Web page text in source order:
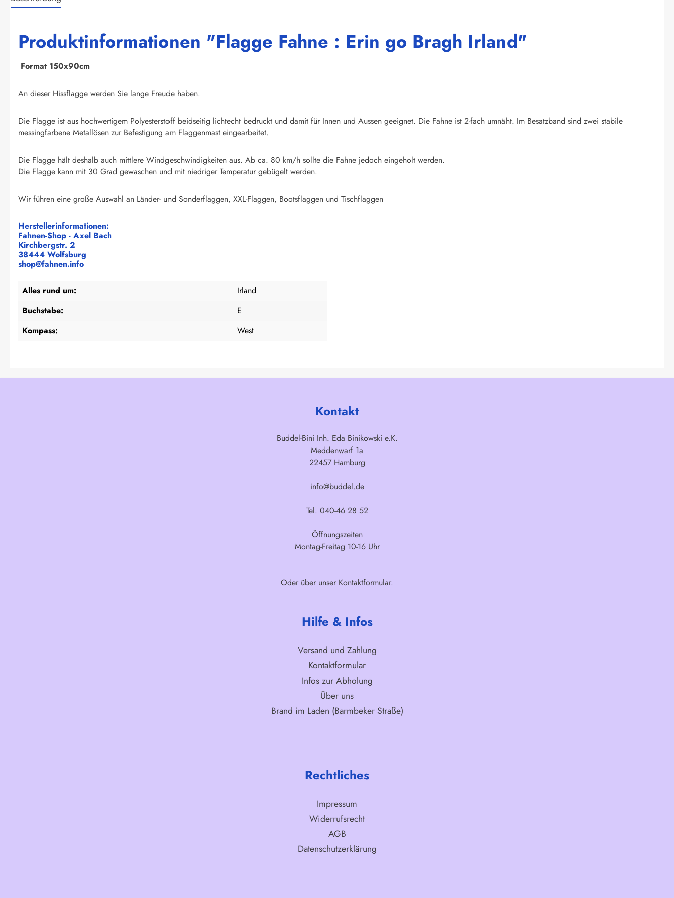
Produktinformationen "Flagge Fahne : Erin go Bragh Irland"
Format 150x90cm
An dieser Hissflagge werden Sie lange Freude haben.
Die Flagge ist aus hochwertigem Polyesterstoff beidseitig lichtecht bedruckt und damit für Innen und Aussen geeignet. Die Fahne ist 2-fach umnäht. Im Besatzband sind zwei stabile
messingfarbene Metallösen zur Befestigung am Flaggenmast eingearbeitet.
Die Flagge hält deshalb auch mittlere Windgeschwindigkeiten aus. Ab ca. 80 km/h sollte die Fahne jedoch eingeholt werden.
Die Flagge kann mit 30 Grad gewaschen und mit niedriger Temperatur gebügelt werden.
Wir führen eine große Auswahl an Länder- und Sonderflaggen, XXL-Flaggen, Bootsflaggen und Tischflaggen
Herstellerinformationen:
Fahnen-Shop - Axel Bach
Kirchbergstr. 2
38444 Wolfsburg
shop@fahnen.info
Alles rund um:
Irland
Buchstabe:
E
Kompass:
West
Kontakt
Buddel-Bini Inh. Eda Binikowski e.K.
Meddenwarf 1a
22457 Hamburg
info@buddel.de
Tel. 040-46 28 52
Öffnungszeiten
Montag-Freitag 10-16 Uhr
Oder über unser Kontaktformular.
Hilfe & Infos
Versand und Zahlung
Kontaktformular
Infos zur Abholung
Über uns
Brand im Laden (Barmbeker Straße)
Rechtliches
Impressum
Widerrufsrecht
AGB
Datenschutzerklärung